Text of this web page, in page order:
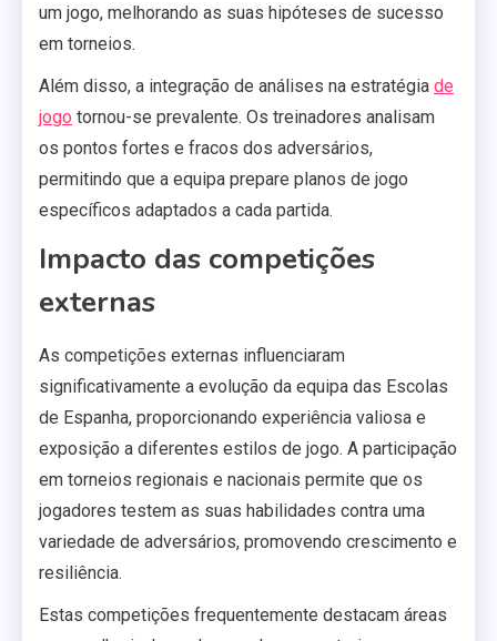
um jogo, melhorando as suas hipóteses de sucesso
em torneios.
Além disso, a integração de análises na estratégia de
jogo tornou-se prevalente. Os treinadores analisam
os pontos fortes e fracos dos adversários,
permitindo que a equipa prepare planos de jogo
específicos adaptados a cada partida.
Impacto das competições
externas
As competições externas influenciaram
significativamente a evolução da equipa das Escolas
de Espanha, proporcionando experiência valiosa e
exposição a diferentes estilos de jogo. A participação
em torneios regionais e nacionais permite que os
jogadores testem as suas habilidades contra uma
variedade de adversários, promovendo crescimento e
resiliência.
Estas competições frequentemente destacam áreas